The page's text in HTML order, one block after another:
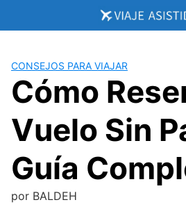
CONSEJOS PARA VIAJAR
Cómo
Vuelo Sin
Guía
por BALDEH